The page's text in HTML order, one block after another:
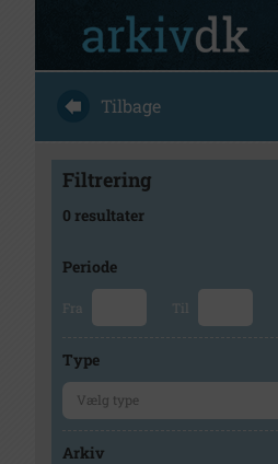
Tilbage
Filtrering
0 resultater
Periode
Fra Til
Type
Arkiv